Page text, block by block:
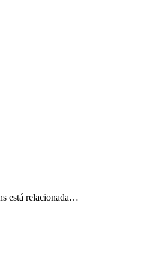
está relacionada…